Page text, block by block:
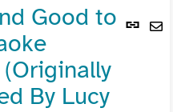
Lien
Good to
By Lucy